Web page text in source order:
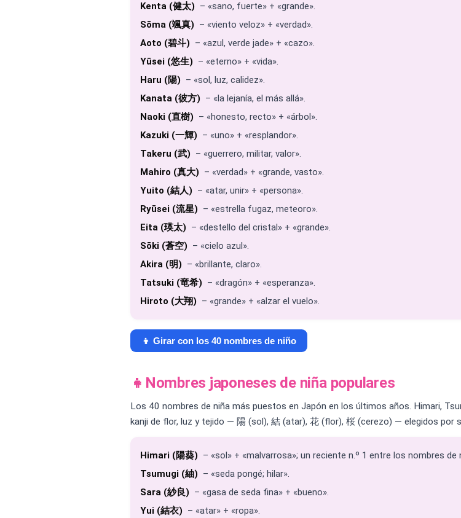
Kenta (健太) – «sano, fuerte» + «grande».
Sōma (颯真) – «viento veloz» + «verdad».
Aoto (碧斗) – «azul, verde jade» + «cazo».
Yūsei (悠生) – «eterno» + «vida».
Haru (陽) – «sol, luz, calidez».
Kanata (彼方) – «la lejanía, el más allá».
Naoki (直樹) – «honesto, recto» + «árbol».
Kazuki (一輝) – «uno» + «resplandor».
Takeru (武) – «guerrero, militar, valor».
Mahiro (真大) – «verdad» + «grande, vasto».
Yuito (結人) – «atar, unir» + «persona».
Ryūsei (流星) – «estrella fugaz, meteoro».
Eita (瑛太) – «destello del cristal» + «grande».
Sōki (蒼空) – «cielo azul».
Akira (明) – «brillante, claro».
Tatsuki (竜希) – «dragón» + «esperanza».
Hiroto (大翔) – «grande» + «alzar el vuelo».
👦 Girar con los 40 nombres de niño
👧 Nombres japoneses de niña populares
Los 40 nombres de niña más puestos en Japón en los últimos años. Himari,
kanji de flor, luz y tejido — 陽 (sol), 結 (atar), 花 (flor), 桜 (cerezo) — elegidos por
Himari (陽葵) – «sol» + «malvarrosa»; un reciente n.º 1 entre los nombres de
Tsumugi (紬) – «seda pongé; hilar».
Sara (紗良) – «gasa de seda fina» + «bueno».
Yui (結衣) – «atar» + «ropa».